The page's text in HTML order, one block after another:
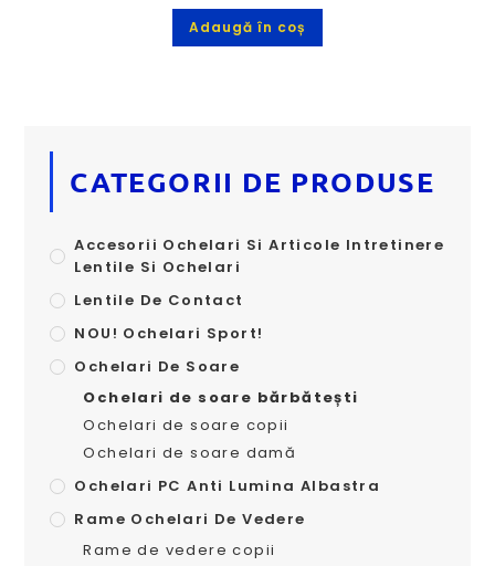
Adaugă în coș
CATEGORII DE PRODUSE
Accesorii Ochelari Si Articole Intretinere
Lentile Si Ochelari
Lentile De Contact
NOU! Ochelari Sport!
Ochelari De Soare
Ochelari de soare bărbătești
Ochelari de soare copii
Ochelari de soare damă
Ochelari PC Anti Lumina Albastra
Rame Ochelari De Vedere
Rame de vedere copii